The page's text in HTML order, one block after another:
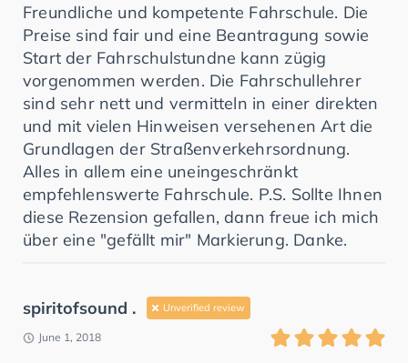
Freundliche und kompetente Fahrschule. Die
Preise sind fair und eine Beantragung sowie
Start der Fahrschulstundne kann zügig
vorgenommen werden. Die Fahrschullehrer
sind sehr nett und vermitteln in einer direkten
und mit vielen Hinweisen versehenen Art die
Grundlagen der Straßenverkehrsordnung.
Alles in allem eine uneingeschränkt
empfehlenswerte Fahrschule. P.S. Sollte Ihnen
diese Rezension gefallen, dann freue ich mich
über eine "gefällt mir" Markierung. Danke.
spiritofsound . Unverified review
June 1, 2018